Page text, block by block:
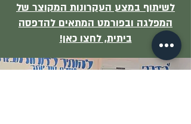
לשיתוף במצע העקרונות המקוצר של
המפלגה ובפורמט המתאים להדפסה
ביתית, לחצו כאן!